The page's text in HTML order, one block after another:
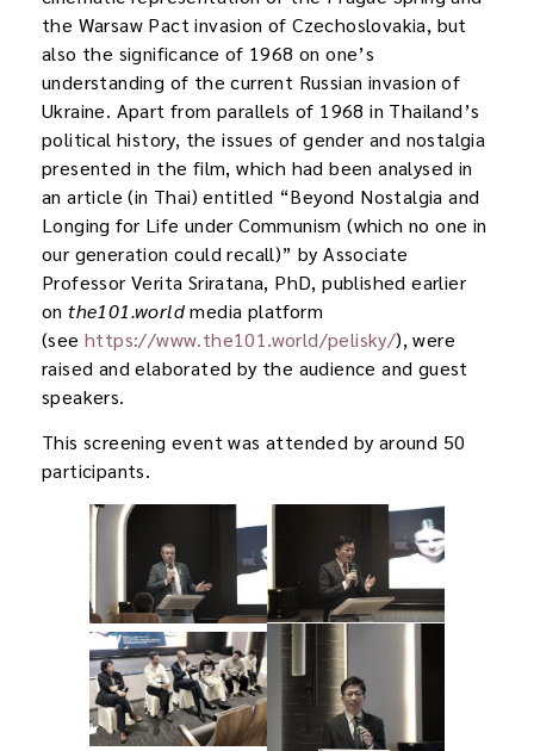
the Warsaw Pact invasion of Czechoslovakia, but
also the significance of 1968 on one’s
understanding of the current Russian invasion of
Ukraine. Apart from parallels of 1968 in Thailand’s
political history, the issues of gender and nostalgia
presented in the film, which had been analysed in
an article (in Thai) entitled “Beyond Nostalgia and
Longing for Life under Communism (which no one in
our generation could recall)” by Associate
Professor Verita Sriratana, PhD, published earlier
on the101.worldmedia platform
(see https://www.the101.world/pelisky/), were
raised and elaborated by the audience and guest
speakers.
This screening event was attended by around 50
participants.